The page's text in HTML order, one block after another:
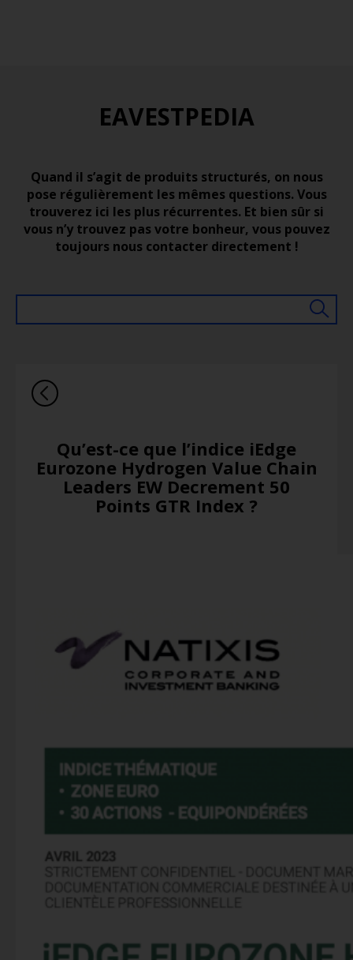
EAVESTPEDIA
Quand il s’agit de produits structurés, on nous
pose régulièrement les mêmes questions. Vous
trouverez ici les plus récurrentes. Et bien sûr si
vous n’y trouvez pas votre bonheur, vous pouvez
toujours nous contacter directement !
Qu’est-ce que l’indice iEdge
Eurozone Hydrogen Value Chain
Leaders EW Decrement 50
Points GTR Index ?